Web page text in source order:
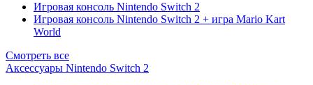
Игровая консоль Nintendo Switch 2
Игровая консоль Nintendo Switch 2 + игра Mario Kart
World
Смотреть все
Аксессуары Nintendo Switch 2